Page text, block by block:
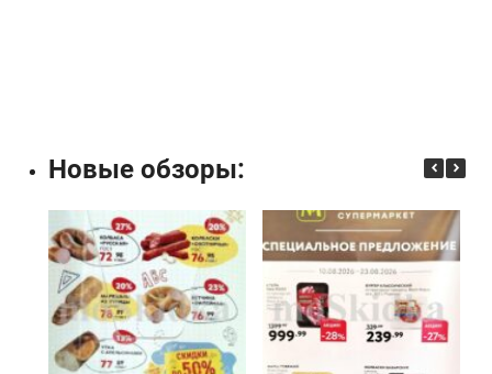
Новые обзоры: